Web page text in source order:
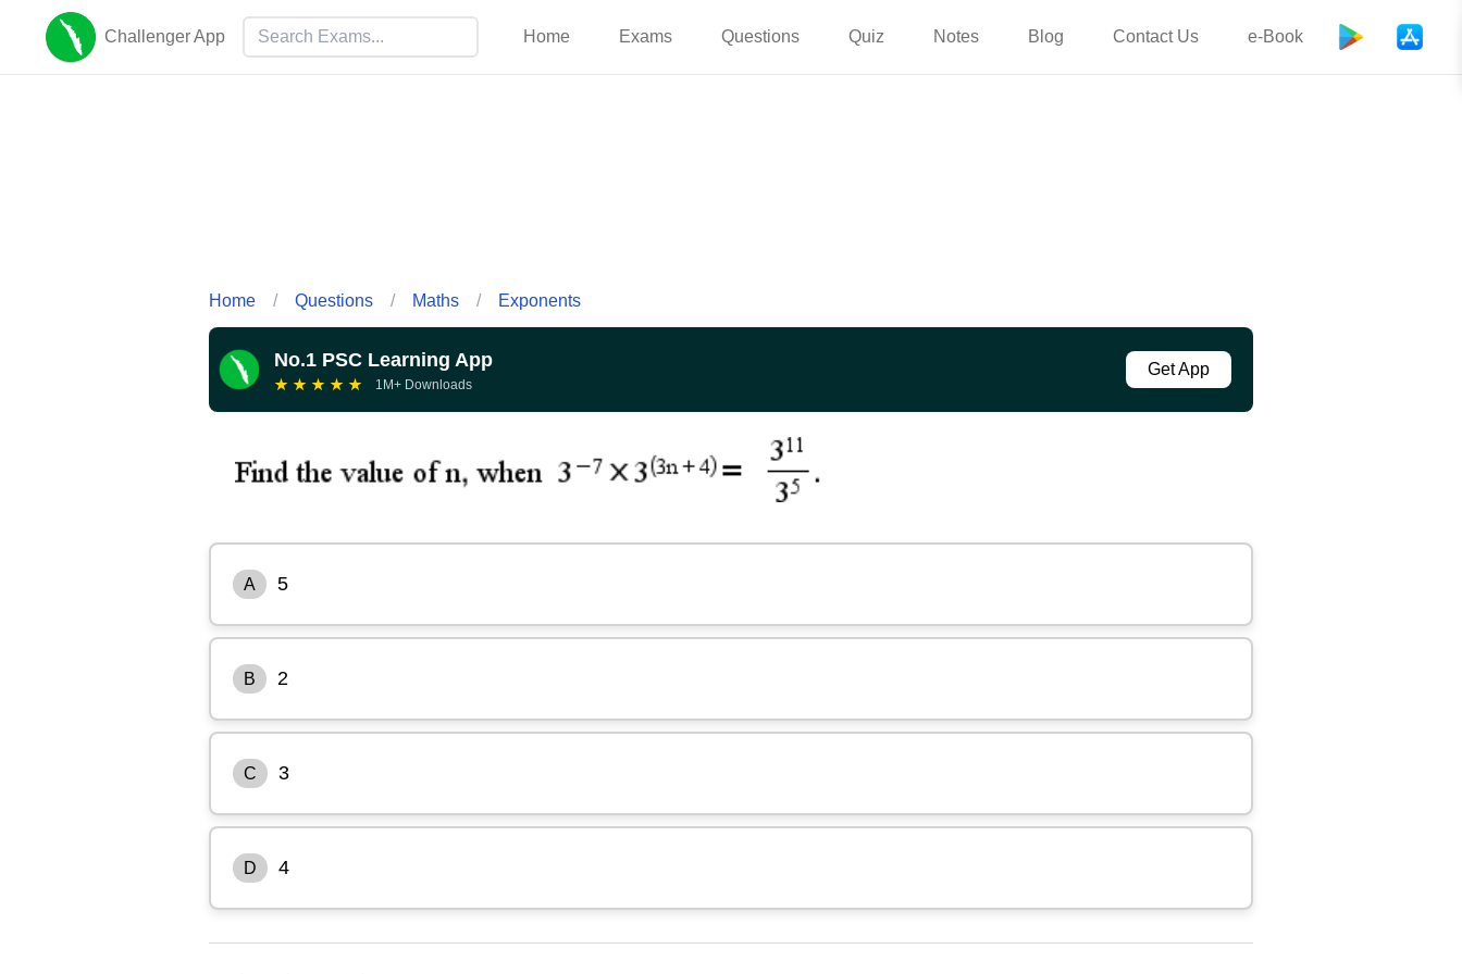
Challenger App Home Exams Questions Quiz Notes Blog Contact Us e-Book
Home / Questions / Maths / Exponents
No.1 PSC Learning App
★ ★ ★ ★ ★ 1M+ Downloads
Get App
A 5
B 2
C 3
D 4